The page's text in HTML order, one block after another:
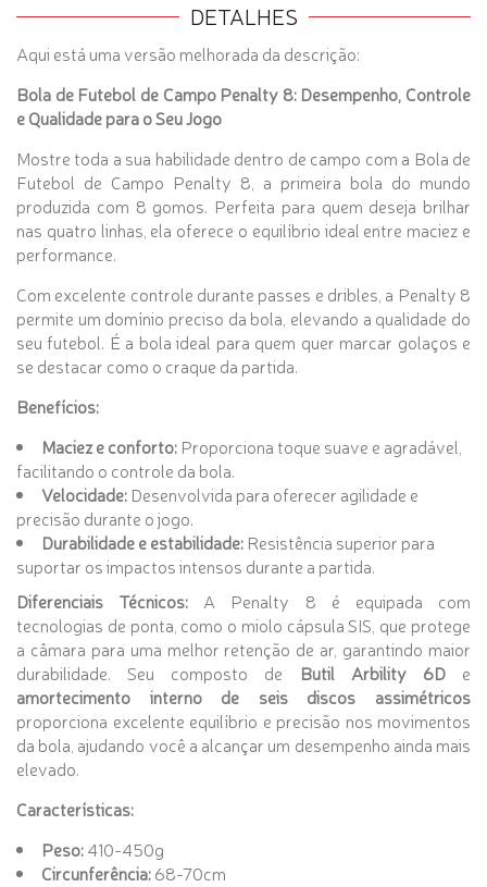
DETALHES
Aqui está uma versão melhorada da descrição:
Bola de Futebol de Campo Penalty 8: Desempenho, Controle
e Qualidade para o Seu Jogo
Mostre toda a sua habilidade dentro de campo com a Bola de
Futebol de Campo Penalty 8, a primeira bola do mundo
produzida com 8 gomos. Perfeita para quem deseja brilhar
nas quatro linhas, ela oferece o equilíbrio ideal entre maciez e
performance.
Com excelente controle durante passes e dribles, a Penalty 8
permite um domínio preciso da bola, elevando a qualidade do
seu futebol. É a bola ideal para quem quer marcar golaços e
se destacar como o craque da partida.
Benefícios:
Maciez e conforto: Proporciona toque suave e agradável,
facilitando o controle da bola.
Velocidade: Desenvolvida para oferecer agilidade e
precisão durante o jogo.
Durabilidade e estabilidade: Resistência superior para
suportar os impactos intensos durante a partida.
Diferenciais Técnicos: A Penalty 8 é equipada com
tecnologias de ponta, como o miolo cápsula SIS, que protege
a câmara para uma melhor retenção de ar, garantindo maior
durabilidade. Seu composto de
Butil Arbility 6De
amortecimento interno de seis discos assimétricos
proporciona excelente equilíbrio e precisão nos movimentos
da bola, ajudando você a alcançar um desempenho ainda mais
elevado.
Características:
Peso:410-450g
Circunferência:68-70cm